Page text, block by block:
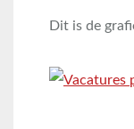
Dit is de